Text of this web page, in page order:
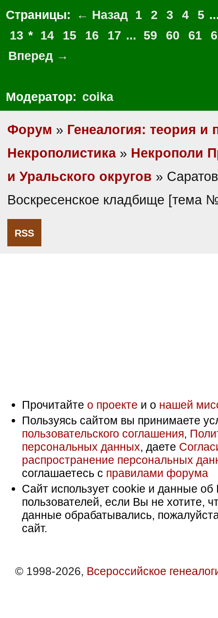
Страницы: ← Назад 1 2 3 4 5
13 * 14 15 16 17 ... 59 60 61
Вперед →
Модератор: coika
Форум » Генеалогия: теория и
Некрополистика» Некрополи
и Уральского округов »
Воскресенское кладбище [тема
RSS
Прочитайте о проекте и о нашей
Пользуясь сайтом вы принимаете
пользовательского соглашения,
персональных данных, даете
распространение персональных
соглашаетесь с правилами форума
Сайт использует cookie и данные об
пользователей, если Вы не хотите,
данные обрабатывались,
сайт.
© 1998-2026, Всероссийское